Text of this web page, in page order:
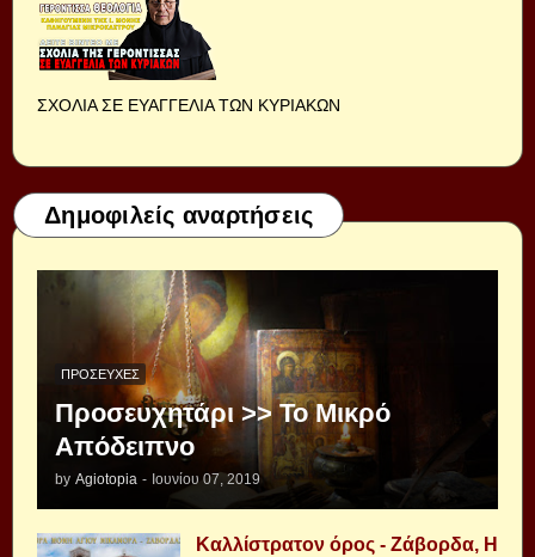
ΣΧΟΛΙΑ ΣΕ ΕΥΑΓΓΕΛΙΑ ΤΩΝ ΚΥΡΙΑΚΩΝ
Δημοφιλείς αναρτήσεις
ΠΡΟΣΕΥΧΈΣ
Προσευχητάρι >> Το Μικρό
Απόδειπνο
by Agiotopia - Ιουνίου 07, 2019
Καλλίστρατον όρος - Ζάβορδα, Η